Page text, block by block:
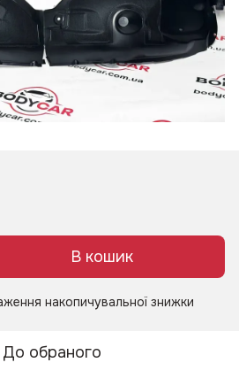
В кошик
накопичувальної знижки
До обраного